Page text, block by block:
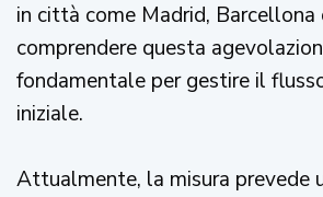
in città come Madrid, Barcellona
comprendere questa
fondamentale per gestire il
iniziale.
Attualmente, la misura prevede